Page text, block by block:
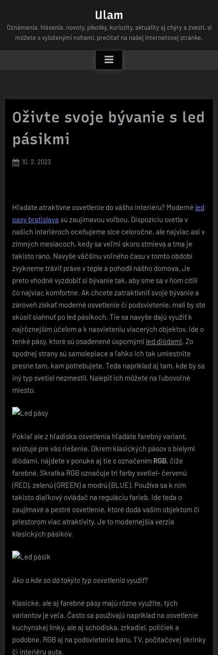
content
Ulam
Oznámenia, hlásenia, novoty, pikošky, kuriozity, aktuality aj chýry a zvesti, si
môžete s vyloženými nohami, prečítať na našej internetovej stránke.
Oživte svoje bývanie s led
pásikmi
Posted
10. 2. 2023
Hľadáte atraktívne osvetlenie do vášho interiéru? Moderné led
pasy bratislava sú zaujímavou voľbou. Dispozíciu svetla v
našich interiéroch oceňujeme síce celoročne, ale najviac asi v
zimných mesiacoch, kedy sa veľmi skoro stmieva a tma je
takisto ráno. Navyše väčšinu voľného času v tomto období
zvykneme tráviť práve v teple a pohodlí nášho domova. Je
preto vhodné vyzdobiť si bývanie tak, aby sme sa v ňom cítili
čo najviac komfortne. Ak chcete zatraktívniť svoje bývanie a
zároveň získať moderné osvetlenie či podsvietenie, mali by ste
skúsiť siahnuť po led pásikoch. Tie sa navyše dajú využiť k
najrôznejším účelom a k nasvieteniu viacerých objektov. Ide o
tenké pásy, ktoré sú osadenené úspornými led diódami . Zo
spodnej strany sú samolepiace a ľahko ich tak umiestnite
presne tam, kam potrebujete. Teda napríklad aj tam, kde by sa
iný typ svetiel nezmestil. Nalepiť ich môžete na ľubovoľné
miesto.
Pokiaľ ale z hľadiska osvetlenia hľadáte farebný variant,
existuje pre vás riešenie. Okrem klasických pásov s bielymi
diódami, nájdete v ponuke aj tie s označením RGB, čiže
farebné. Skratka RGB označuje tri farby svetiel- červenú
(RED), zelenú (GREEN) a modrú (BLUE). Používa sa k nim
takisto diaľkový ovládač na reguláciu farieb. Ide teda o
zaujímavé a pestré osvetlenie, ktoré dodá vašim objektom či
priestorom viac atraktivity. Je to modernejšia verzia
klasických pásikov.
Ako a kde sa dá takýto typ osvetlenia využiť?
Klasické, ale aj farebné pásy majú rôzne využite, tých
variantov je veľa. Často sa používajú napríklad na osvetlenie
kuchynskej linky, ale aj schodiska, zrkadiel, poličiek a
podobne. RGB aj na podsvietenie baru, TV, počítačovej skrinky
či interiéru auta.